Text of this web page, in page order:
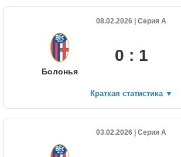
08.02.2026 | Серия А
Болонья
0 : 1
Краткая статистика ▼
03.02.2026 | Серия А